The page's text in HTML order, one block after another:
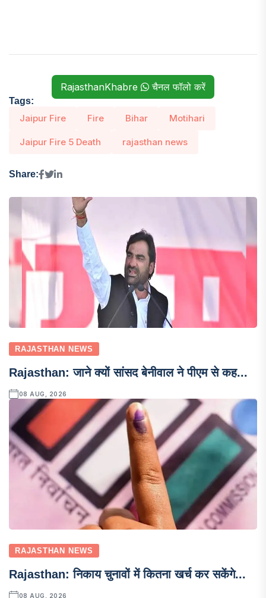
RajasthanKhabre चैनल फॉलो करें
Tags:
Jaipur Fire Fire Bihar Motihari
Jaipur Fire 5 Death rajasthan news
Share:
RAJASTHAN NEWS
Rajasthan: जाने क्यों सांसद बेनीवाल ने पीएम से कह...
08 AUG, 2026
RAJASTHAN NEWS
Rajasthan: निकाय चुनावों में कितना खर्च कर सकेंगे...
08 AUG, 2026